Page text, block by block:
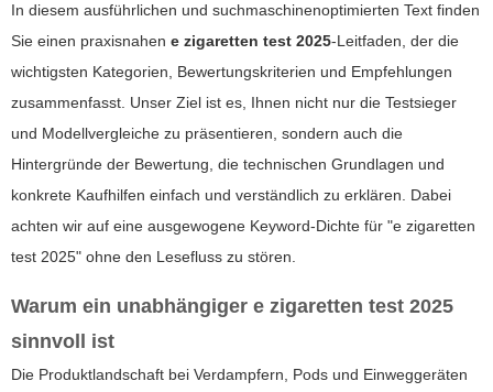
In diesem ausführlichen und suchmaschinenoptimierten Text finden
Sie einen praxisnahen e zigaretten test 2025-Leitfaden, der die
wichtigsten Kategorien, Bewertungskriterien und Empfehlungen
zusammenfasst. Unser Ziel ist es, Ihnen nicht nur die Testsieger
und Modellvergleiche zu präsentieren, sondern auch die
Hintergründe der Bewertung, die technischen Grundlagen und
konkrete Kaufhilfen einfach und verständlich zu erklären. Dabei
achten wir auf eine ausgewogene Keyword-Dichte für "e zigaretten
test 2025" ohne den Lesefluss zu stören.
Warum ein unabhängiger e zigaretten test 2025
sinnvoll ist
Die Produktlandschaft bei Verdampfern, Pods und Einweggeräten